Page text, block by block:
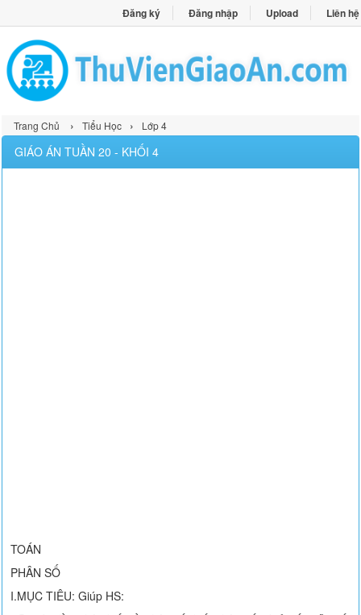
Đăng ký Đăng nhập Upload Liên hệ
Trang Chủ › Tiểu Học › Lớp 4
GIÁO ÁN TUẦN 20 - KHỐI 4
TOÁN
PHÂN SỐ
I.MỤC TIÊU: Giúp HS: